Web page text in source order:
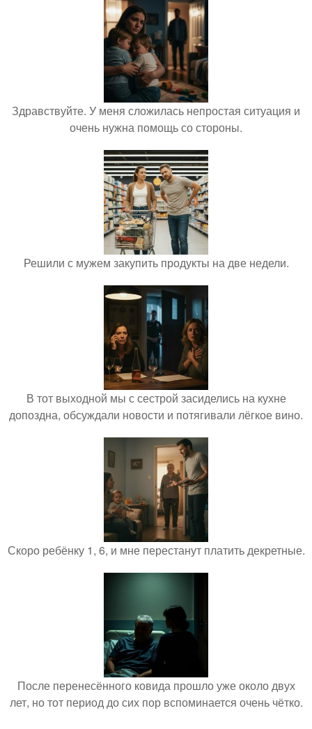
Здравствуйте. У меня сложилась непростая ситуация и
очень нужна помощь со стороны.
Решили с мужем закупить продукты на две недели.
В тот выходной мы с сестрой засиделись на кухне
допоздна, обсуждали новости и потягивали лёгкое вино.
Скоро ребёнку 1, 6, и мне перестанут платить декретные.
После перенесённого ковида прошло уже около двух
лет, но тот период до сих пор вспоминается очень чётко.